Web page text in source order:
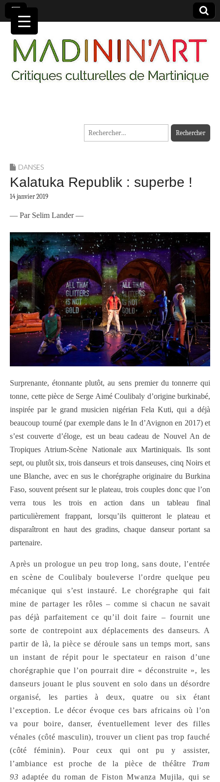
MADININ'ART
Rechercher :
DANSES
Kalatuka Republik : superbe !
14 janvier 2019
— Par Selim Lander —
Surprenante, étonnante plutôt, au sens premier du tonnerre qui
tonne, cette pièce de Serge Aimé Coulibaly d’origine burkinabé,
inspirée par le grand musicien nigérian Fela Kuti, qui a déjà
beaucoup tourné (par exemple dans le In d’Avignon en 2017) et
s’est couverte d’éloge, est un beau cadeau de Nouvel An de
Tropiques Atrium-Scène Nationale aux Martiniquais. Ils sont
sept, ou plutôt six, trois danseurs et trois danseuses, cinq Noirs et
une Blanche, avec en sus le chorégraphe originaire du Burkina
Faso, souvent présent sur le plateau, trois couples donc que l’on
verra tous les trois en action dans un tableau final
particulièrement frappant, lorsqu’ils quitteront le plateau et
disparaîtront en haut des gradins, chaque danseur portant sa
partenaire.
Après un prologue un peu trop long, sans doute, l’entrée
en scène de Coulibaly bouleverse l’ordre quelque peu
mécanique qui s’est instauré. Le chorégraphe qui fait
mine de partager les rôles – comme si chacun ne savait
pas déjà parfaitement ce qu’il doit faire – fournit une
sorte de contrepoint aux déplacements des danseurs. A
partir de là, la pièce se déroule sans un temps mort, sans
un instant de répit pour le spectateur en raison d’une
chorégraphie que l’on pourrait dire « déconstruite », les
danseurs jouant le plus souvent en solo dans un désordre
organisé, les parties à deux, quatre ou six étant
l’exception. Le décor évoque ces bars africains où l’on
va pour boire, danser, éventuellement lever des filles
vénales (côté masculin), trouver un client pas trop fauché
(côté féminin). Pour ceux qui ont pu y assister,
l’ambiance est proche de la pièce de théâtre Tram
93 adaptée du roman de Fiston Mwanza Mujila, qui se